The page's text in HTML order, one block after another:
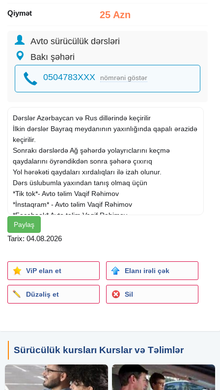
Qiymət 25 Azn
Avto sürücülük dərsləri
Bakı şəhəri
0504783XXX nömrəni göstər
Dərslər Azərbaycan və Rus dillərində keçirilir
İlkin dərslər Bayraq meydanının yaxınlığında qapalı ərazidə
keçirilir.
Sonrakı dərslərdə Ağ şəhərdə yolayrıclarını keçmə
qaydalarını öyrəndikdən sonra şəhərə çıxırıq
Yol hərəkəti qaydaları xırdalıqları ilə izah olunur.
Dərs üslubumla yaxından tanış olmaq üçün
*Tik tok*- Avto təlim Vaqif Rəhimov
*İnstaqram* - Avto təlim Vaqif Rəhimov
*Facebook* Avto təlim Vaqif Rəhimov
səhifələrinə baxa bilərsiz.
Maşın Changan Q05 (Cip) 2025
10 saat 250 manat
suruculuk telimi, avto telim, avto təlim, sürücülük, sürücülük
təlimi, maşın, инструктор по вождению, вождение, курсы
вождения
Paylaş
Tarix: 04.08.2026
ViP elan et Elanı irəli çək
Düzəliş et Sil
Sürücülük kursları Kurslar və Təlimlər